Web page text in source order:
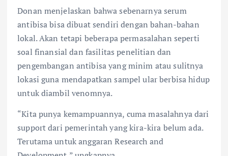
Donan menjelaskan bahwa sebenarnya serum
antibisa bisa dibuat sendiri dengan bahan-bahan
lokal. Akan tetapi beberapa permasalahan seperti
soal ⁠finansial dan fasilitas penelitian dan
pengembangan antibisa yang minim atau sulitnya
lokasi guna mendapatkan sampel ular berbisa hidup
untuk diambil venomnya.
“Kita punya kemampuannya, cuma masalahnya dari
support dari pemerintah yang kira-kira belum ada.
Terutama untuk anggaran Research and